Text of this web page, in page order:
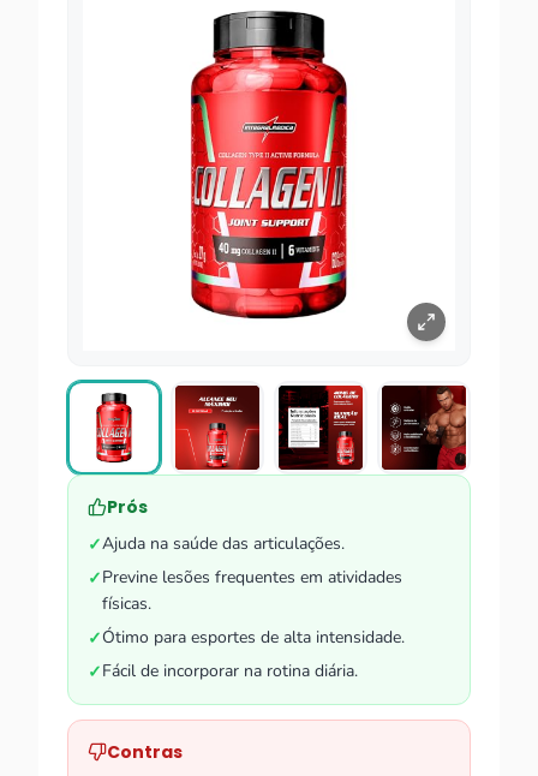
Prós
✓Ajuda na saúde das articulações.
✓Previne lesões frequentes em atividades
físicas.
✓Ótimo para esportes de alta intensidade.
✓Fácil de incorporar na rotina diária.
Contras